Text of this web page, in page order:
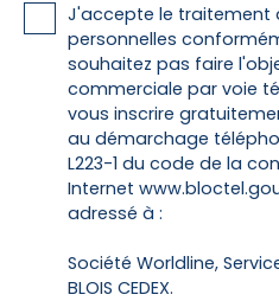
J'accepte le traitement
personnelles
souhaitez pas faire
commerciale par voie
vous inscrire
au démarchage
L223-1 du code de la
Internet
adressé à :
Société Worldline, Service
BLOIS CEDEX.